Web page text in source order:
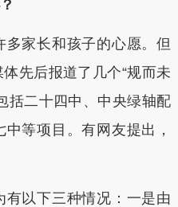
家长和孩子的心愿。但
先后报道了几个“规而未
括二十四中、中央绿轴配
等项目。有网友提出，
以下三种情况：一是由